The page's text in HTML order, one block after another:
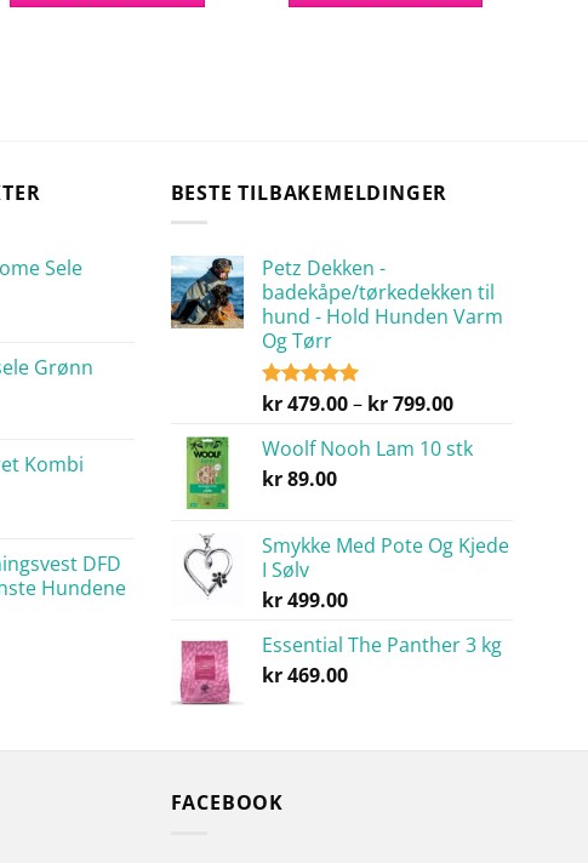
Sele
Grønn
Kombi
DFD
Hundene
BESTE TILBAKEMELDINGER
Petz Dekken -
badekåpe/tørkedekken til
hund - Hold Hunden Varm
Og Tørr
Vurdert
kr479.00 – kr799.00Prisområde:
til
Woolf Nooh Lam 10 stk
kr89.00
Smykke Med Pote Og Kjede
I Sølv
kr499.00
Essential The Panther 3 kg
kr469.00
FACEBOOK